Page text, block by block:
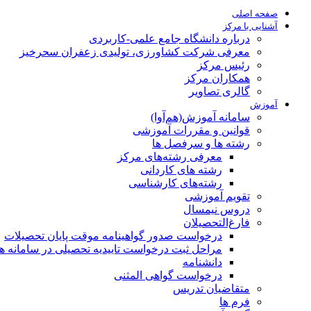
صفحه اصلی
آشنایی با مرکز
درباره دانشگاه جامع علمی-کاربردی
معرفی شرکت کشاورزی، تولیدی زعفران سحرخیز
رئیس مرکز
همکاران مرکز
گالری تصاویر
آموزش
سامانه آموزش(هم‌آوا)
قوانین و مقررات آموزشی
رشته ها و سرفصل ها
معرفی رشته‌های مرکز
رشته های کاردانی
رشته‌های کارشناسی
تقویم آموزشی
دروس نیمسال
فارغ‌التحصیلان
درخواست صدور گواهینامه موقت پایان تحصیلات
مراحل ثبت درخواست تاییدیه تحصیلی در سامانه
دانشنامه
درخواست گواهی المثنی
متقاضیان تدریس
فرم ها